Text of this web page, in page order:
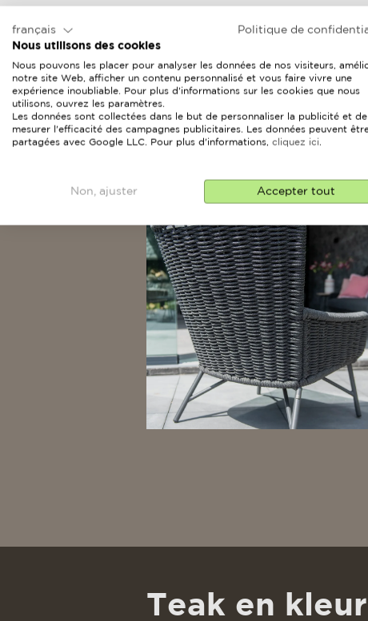
Als je een nieuw tuinmeubel
natuurlijk erg blij met hoe
eruit ziet. Goed onderhoud is
blijvend plezier van je
we bij 4 Seasons Outdoor erg
Teak en kleur
français
Politique de
Nous utilisons des cookies
Nous pouvons les placer pour analyser les données de nos visiteurs,
notre site Web, afficher un contenu personnalisé et vous faire vivre une
expérience inoubliable. Pour plus d'informations sur les cookies que nous
utilisons, ouvrez les paramètres.
Les données sont collectées dans le but de personnaliser la publicité et de
mesurer l'efficacité des campagnes publicitaires. Les données peuvent
partagées avec Google LLC. Pour plus d'informations, cliquez ici.
Non, ajuster Accepter tout